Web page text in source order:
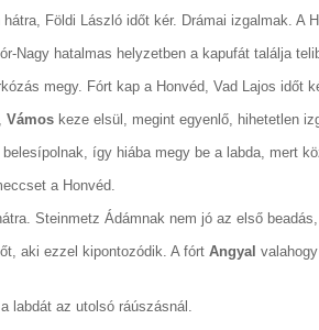
Földi László időt kér. Drámai izgalmak. A
Nagy hatalmas helyzetben a kapufát találja
megy. Fórt kap a Honvéd, Vad Lajos időt
Vámos keze elsül, megint egyenlő, hihetetlen
így hiába megy be a labda, mert
a Honvéd.
Steinmetz Ádámnak nem jó az első
aki ezzel kipontozódik. A fórt Angyal
labdát az utolsó ráúszásnál.